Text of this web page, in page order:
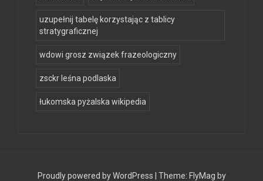
uzupełnij tabelę korzystając z tablicy
stratygraficznej
wdowi grosz związek frazeologiczny
zsckr leśna podlaska
łukomska pyżalska wikipedia
Proudly powered by WordPress Theme: FlyMag by